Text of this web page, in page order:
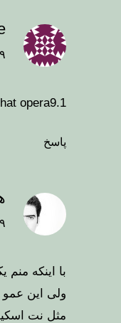
۹ آبان ۱۳۸۵ در ۱۸:۳۰
opera9.1
پاسخ
۹ آبان ۱۳۸۵ در ۲۱:۱۳
با اینکه
ولی این عمو
مثل نت